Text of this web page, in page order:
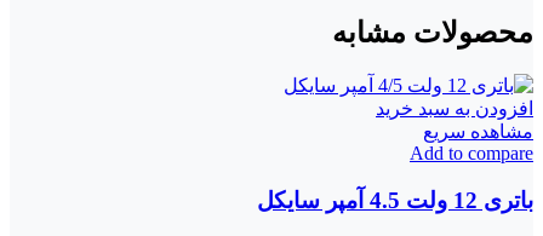
محصولات مشابه
افزودن به سبد خرید
مشاهده سریع
Add to compare
باتری 12 ولت 4.5 آمپر سایکل